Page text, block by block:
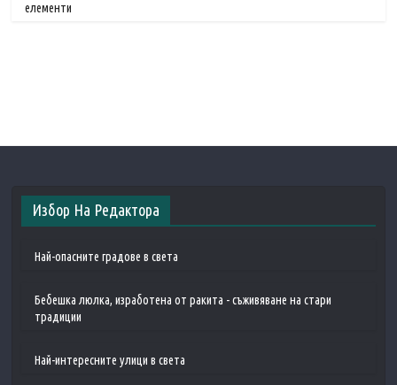
елементи
Избор На Редактора
Най-опасните градове в света
Бебешка люлка, изработена от ракита - съживяване на стари
традиции
Най-интересните улици в света